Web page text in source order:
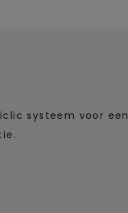
systeem voor een